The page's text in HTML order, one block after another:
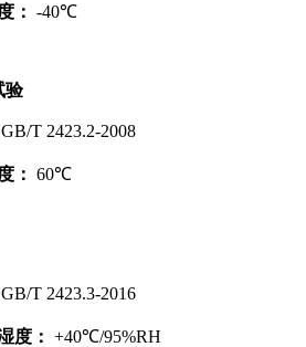
： -40℃
验
GB/T 2423.2-2008
： 60℃
GB/T 2423.3-2016
度： +40℃/95%RH